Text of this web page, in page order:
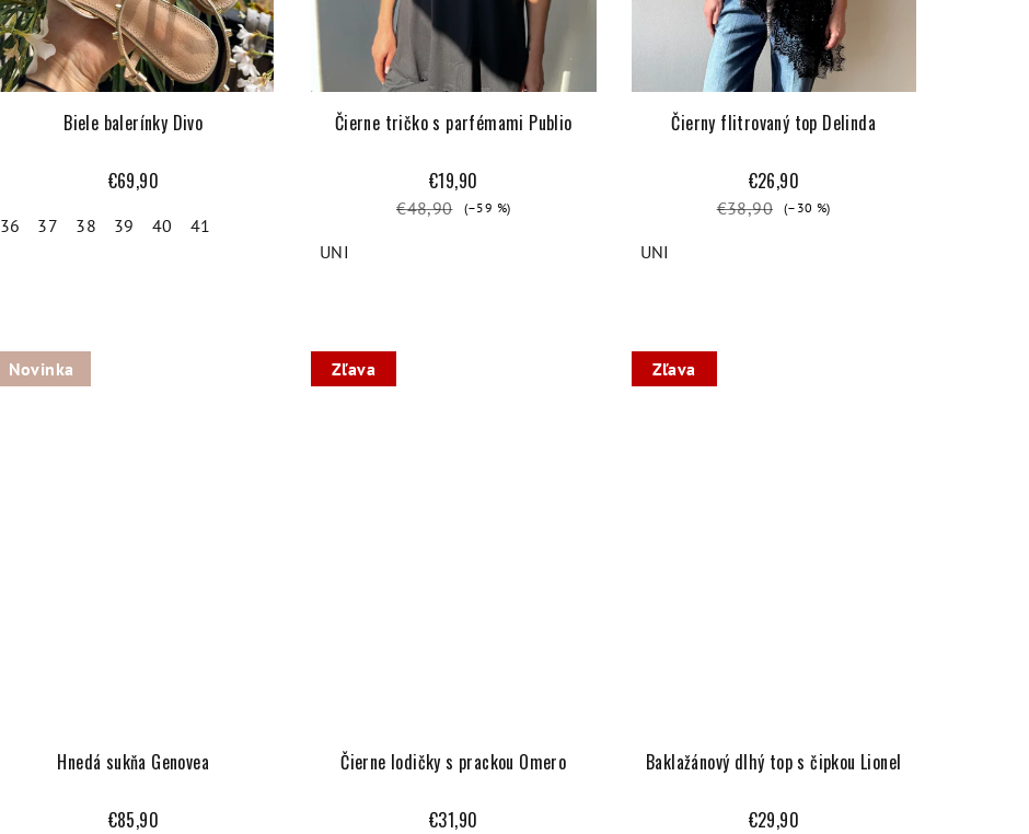
Biele balerínky Divo
€69,90
36 37 38 39 40 41
Čierne tričko s parfémami Publio
€19,90
€48,90 (–59 %)
UNI
Čierny flitrovaný top Delinda
€26,90
€38,90 (–30 %)
UNI
Novinka
Hnedá sukňa Genovea
€85,90
Zľava
Čierne lodičky s prackou Omero
€31,90
Zľava
Baklažánový dlhý top s čipkou Lionel
€29,90